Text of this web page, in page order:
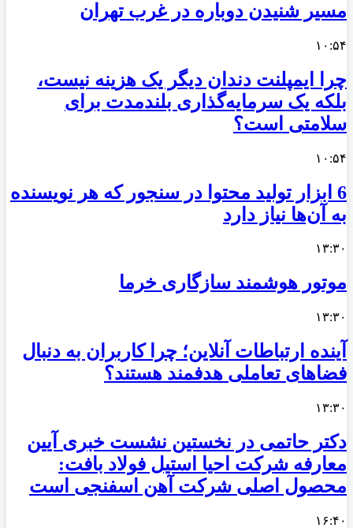
مسیر شنیدن دوباره در غرب تهران
۱۰:۵۴
چرا ایمپلنت دندان دیگر یک هزینه نیست،
بلکه یک سرمایه‌گذاری بلندمدت برای
سلامتی است؟
۱۰:۵۴
6 ابزار تولید محتوا در سنجور که هر نویسنده
به آن‌ها نیاز دارد
۱۳:۳۰
موتور هوشمند سازگاری خرما
۱۳:۳۰
آینده ارتباطات آنلاین؛ چرا کاربران به دنبال
فضاهای تعاملی هدفمند هستند؟
۱۳:۳۰
دکتر حاتمی در نخستین نشست خبری آیین
معارفه شرکت احیا استیل فولاد بافت:
محصول اصلی شرکت آهن اسفنجی است
۱۶:۴۰